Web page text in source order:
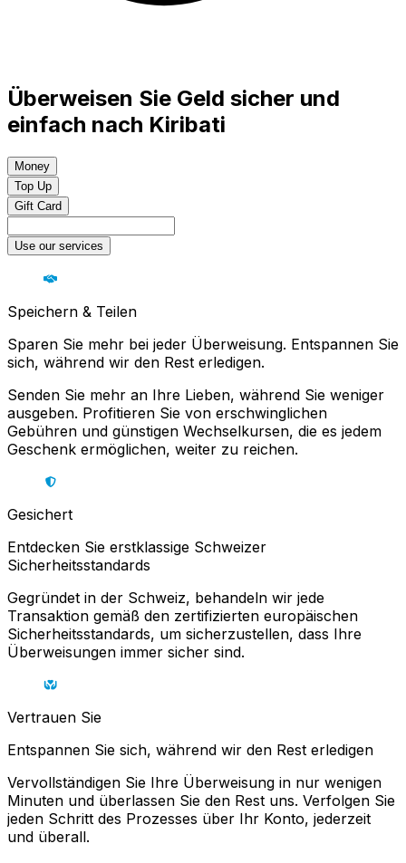
Überweisen Sie Geld sicher und
einfach nach Kiribati
Money
Top Up
Gift Card
Use our services
Speichern & Teilen
Sparen Sie mehr bei jeder Überweisung. Entspannen Sie
sich, während wir den Rest erledigen.
Senden Sie mehr an Ihre Lieben, während Sie weniger
ausgeben. Profitieren Sie von erschwinglichen
Gebühren und günstigen Wechselkursen, die es jedem
Geschenk ermöglichen, weiter zu reichen.
Gesichert
Entdecken Sie erstklassige Schweizer
Sicherheitsstandards
Gegründet in der Schweiz, behandeln wir jede
Transaktion gemäß den zertifizierten europäischen
Sicherheitsstandards, um sicherzustellen, dass Ihre
Überweisungen immer sicher sind.
Vertrauen Sie
Entspannen Sie sich, während wir den Rest erledigen
Vervollständigen Sie Ihre Überweisung in nur wenigen
Minuten und überlassen Sie den Rest uns. Verfolgen Sie
jeden Schritt des Prozesses über Ihr Konto, jederzeit
und überall.